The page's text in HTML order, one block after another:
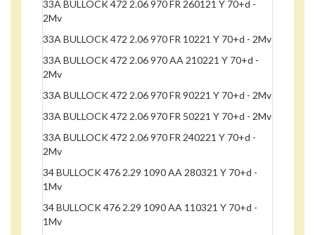
33A BULLOCK 472 2.06 970 FR 260121 Y 70+d -
2Mv
33A BULLOCK 472 2.06 970 FR 10221 Y 70+d - 2Mv
33A BULLOCK 472 2.06 970 AA 210221 Y 70+d -
2Mv
33A BULLOCK 472 2.06 970 FR 90221 Y 70+d - 2Mv
33A BULLOCK 472 2.06 970 FR 50221 Y 70+d - 2Mv
33A BULLOCK 472 2.06 970 FR 240221 Y 70+d -
2Mv
34 BULLOCK 476 2.29 1090 AA 280321 Y 70+d -
1Mv
34 BULLOCK 476 2.29 1090 AA 110321 Y 70+d -
1Mv